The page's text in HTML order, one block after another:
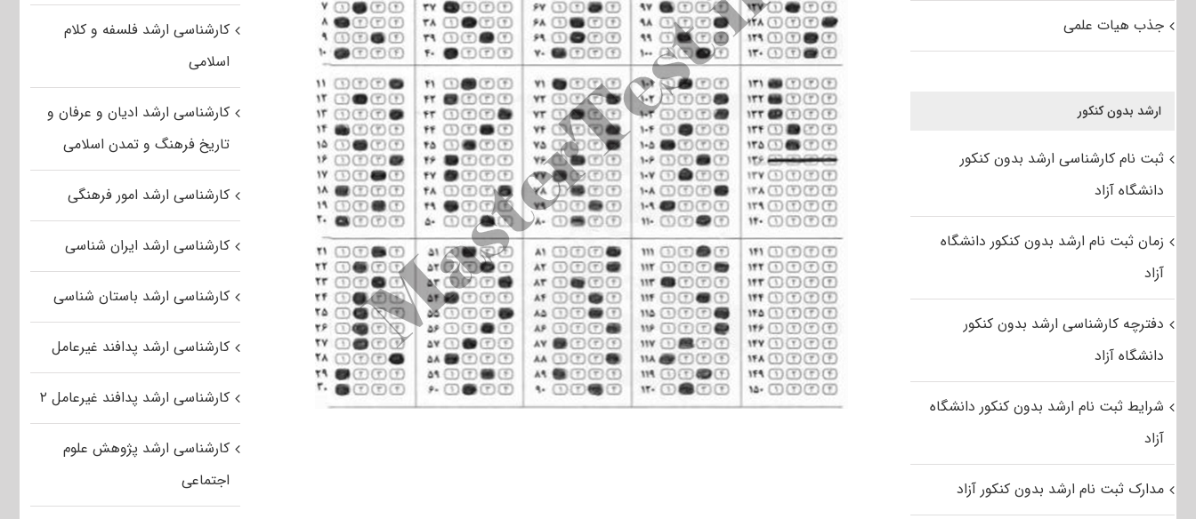
کارشناسی ارشد فلسفه و کلام
اسلامی
کارشناسی ارشد ادیان و عرفان و
تاریخ فرهنگ و تمدن اسلامی
کارشناسی ارشد امور فرهنگی
کارشناسی ارشد ایران شناسی
کارشناسی ارشد باستان شناسی
کارشناسی ارشد پدافند غیرعامل
کارشناسی ارشد پدافند غیرعامل ۲
کارشناسی ارشد پژوهش علوم
اجتماعی
جذب هیات علمی
ارشد بدون کنکور
ثبت نام کارشناسی ارشد بدون کنکور
دانشگاه آزاد
زمان ثبت نام ارشد بدون کنکور دانشگاه
آزاد
دفترچه کارشناسی ارشد بدون کنکور
دانشگاه آزاد
شرایط ثبت نام ارشد بدون کنکور دانشگاه
آزاد
مدارک ثبت نام ارشد بدون کنکور آزاد